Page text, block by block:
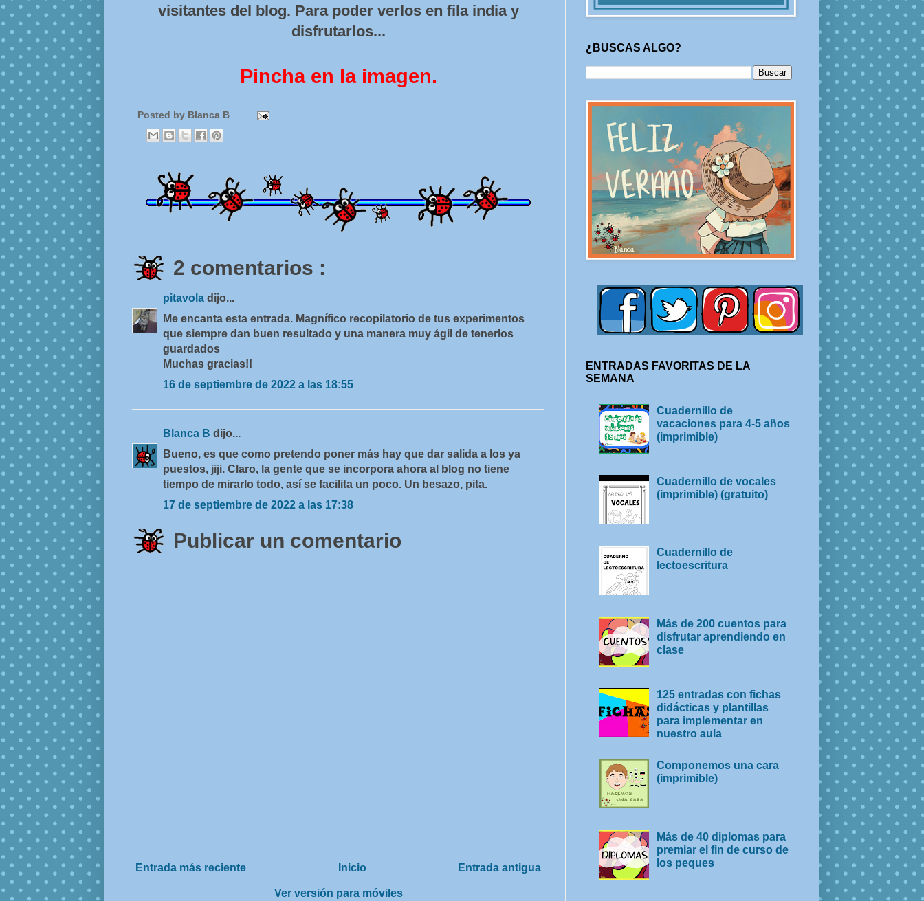
visitantes del blog. Para poder verlos en fila india y
disfrutarlos...
Pincha en la imagen.
Posted by Blanca B
2 comentarios :
pitavola dijo...
Me encanta esta entrada. Magnífico recopilatorio de tus experimentos
que siempre dan buen resultado y una manera muy ágil de tenerlos
guardados
Muchas gracias!!
16 de septiembre de 2022 a las 18:55
Blanca B dijo...
Bueno, es que como pretendo poner más hay que dar salida a los ya
puestos, jiji. Claro, la gente que se incorpora ahora al blog no tiene
tiempo de mirarlo todo, así se facilita un poco. Un besazo, pita.
17 de septiembre de 2022 a las 17:38
Publicar un comentario
Entrada más reciente Entrada antigua
Inicio
Ver versión para móviles
¿BUSCAS ALGO?
ENTRADAS FAVORITAS DE LA
SEMANA
Cuadernillo de
vacaciones para 4-5 años
(imprimible)
Cuadernillo de vocales
(imprimible) (gratuito)
Cuadernillo de
lectoescritura
Más de 200 cuentos para
disfrutar aprendiendo en
clase
125 entradas con fichas
didácticas y plantillas
para implementar en
nuestro aula
Componemos una cara
(imprimible)
Más de 40 diplomas para
premiar el fin de curso de
los peques